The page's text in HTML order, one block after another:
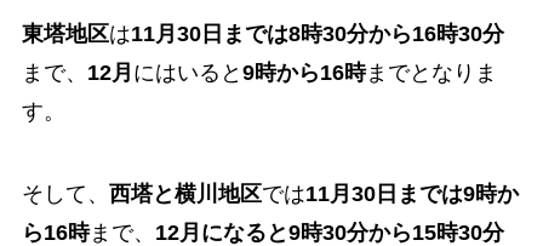
東塔地区は11月30日までは8時30分から16時30分
まで、 12月 にはいると 9時から16時までとなりま
す。
そして、 西塔と横川地区では11月30日までは9時か
ら16時まで、 12月になると9時30分から15時30分